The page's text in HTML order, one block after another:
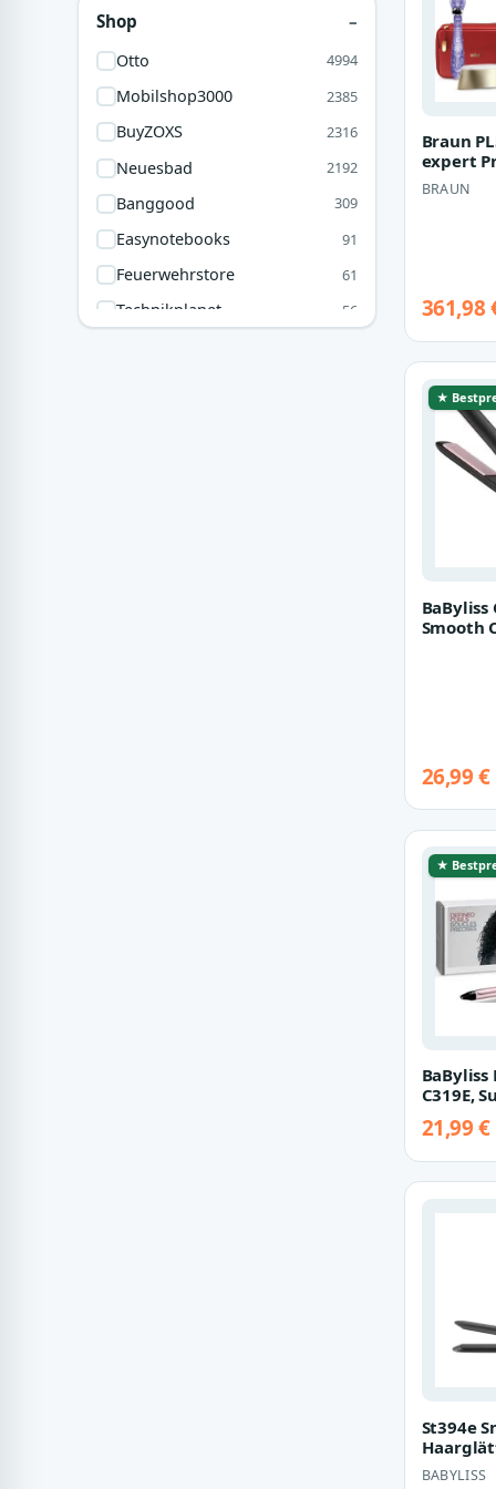
Hama GmbH & Co KG 15
Shop
Otto 4994
Mobilshop3000 2385
BuyZOXS 2316
Neuesbad 2192
Banggood 309
Easynotebooks 91
Feuerwehrstore 61
Technikplanet 56
Braun
expert
BRAUN
361,98
★
Smooth
26,99 €
★
BaByliss
C319E,
mit
21,99 €
St394e
BABYLISS